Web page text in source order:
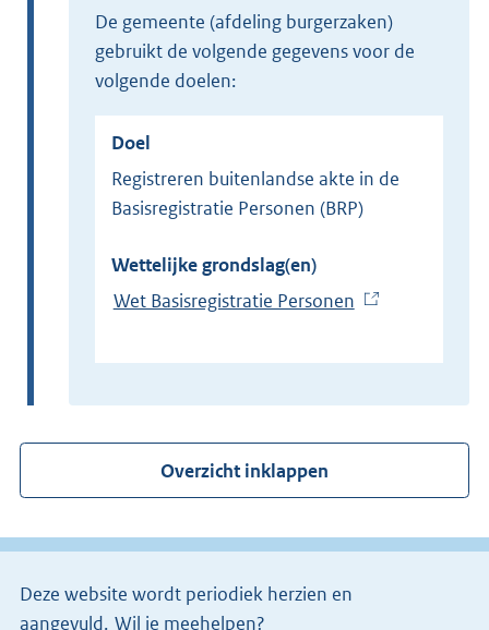
de gemeente (afdeling burgerzaken)
gebruikt de volgende gegevens voor de
volgende doelen:
Doel
Registreren buitenlandse akte in de
Basisregistratie Personen (BRP)
Wettelijke grondslag(en)
Wet Basisregistratie Personen
x
r
l
Overzicht inklappen
Deze website wordt periodiek herzien en
aangevuld. Wil je meehelpen?